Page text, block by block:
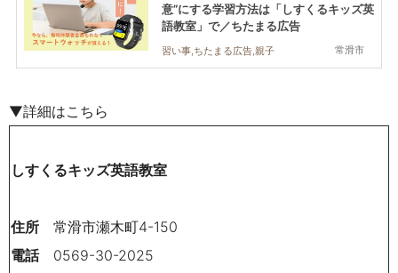
常滑市
意”にする学習方法は「しすくるキッズ英
語教室」で／ちたまる広告
習い事,ちたまる広告,親子
▼詳細はこちら
しすくるキッズ英語教室
住所 常滑市瀬木町4-150
電話0569-30-2025